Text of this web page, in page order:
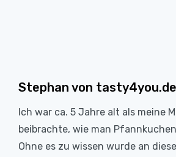
Stephan von tasty4you.de
Ich war ca. 5 Jahre alt als meine
beibrachte, wie man
Ohne es zu wissen wurde an